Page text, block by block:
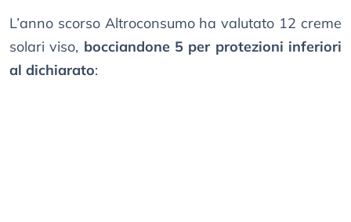
L’anno scorso Altroconsumo ha valutato 12 creme
solari viso, bocciandone 5 per protezioni inferiori
al dichiarato: